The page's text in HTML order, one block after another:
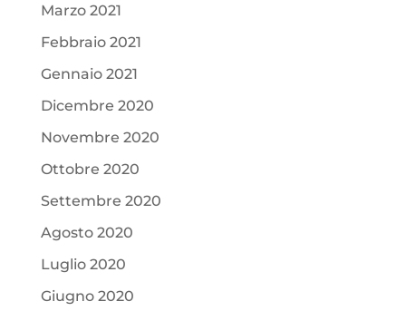
Marzo 2021
Febbraio 2021
Gennaio 2021
Dicembre 2020
Novembre 2020
Ottobre 2020
Settembre 2020
Agosto 2020
Luglio 2020
Giugno 2020